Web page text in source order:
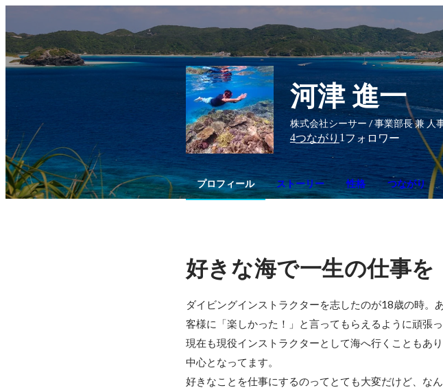
河津 進一
株式会社シーサー / 事業部長 兼 人
4つながり 1 フォロワー
プロフィール ストーリー 性格 つながり
好きな海で一生の仕事を
ダイビングインストラクターを志したのが18歳の時。
客様に「楽しかった！」と言ってもらえるように頑張っ
現在も現役インストラクターとして海へ行くこともあ
中心となってます。
好きなことを仕事にするのってとても大変だけど、な